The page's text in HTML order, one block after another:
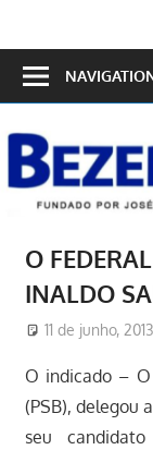
content
O
INALDO
11 de junho, 2013
O indicado –
(PSB), delegou
seu